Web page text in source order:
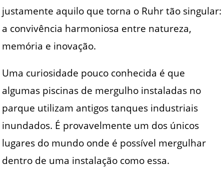
justamente aquilo que torna o Ruhr tão singular:
a convivência harmoniosa entre natureza,
memória e inovação.
Uma curiosidade pouco conhecida é que
algumas piscinas de mergulho instaladas no
parque utilizam antigos tanques industriais
inundados. É provavelmente um dos únicos
lugares do mundo onde é possível mergulhar
dentro de uma instalação como essa.